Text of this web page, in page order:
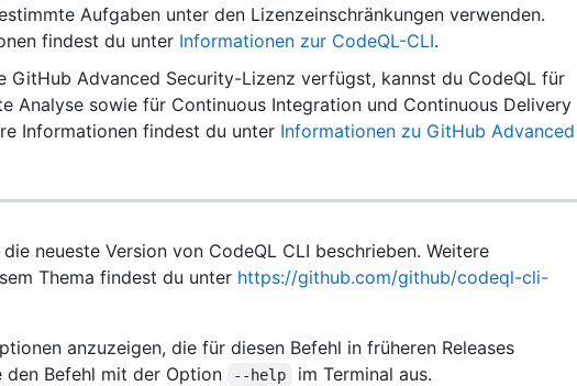
Aufgaben unter den Lizenzeinschränkungen verwenden.
findest du unter Informationen zur CodeQL-CLI.
GitHub Advanced Security-Lizenz verfügst, kannst du CodeQL für
Analyse sowie für Continuous Integration und Continuous Delivery
Informationen findest du unter Informationen zu GitHub Advanced
neueste Version von CodeQL CLI beschrieben. Weitere
Thema findest du unter https://github.com/github/codeql-cli-
anzuzeigen, die für diesen Befehl in früheren Releases
Befehl mit der Option
--help im Terminal aus.